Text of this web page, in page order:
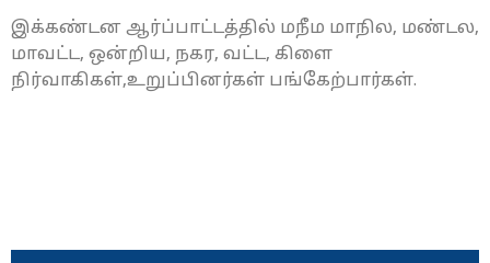
இக்கண்டன ஆர்ப்பாட்டத்தில் மநீம மாநில, மண்டல,
மாவட்ட, ஒன்றிய, நகர, வட்ட, கிளை
நிர்வாகிகள்,உறுப்பினர்கள் பங்கேற்பார்கள்.